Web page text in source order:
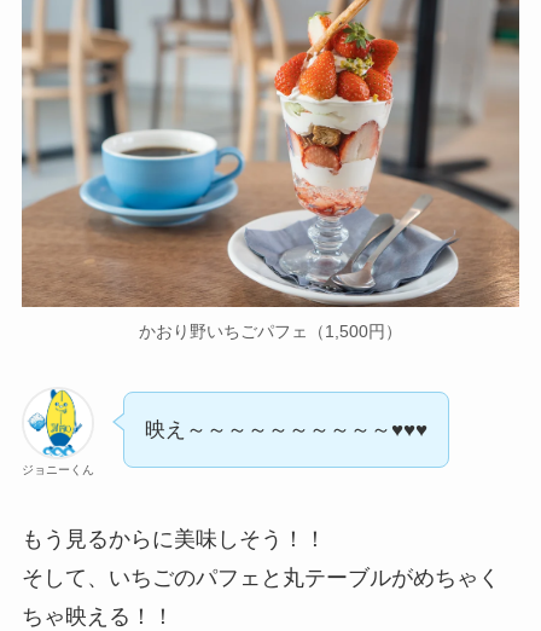
かおり野いちごパフェ（1,500円）
ジョニーくん
映え～～～～～～～～～～♥♥♥
もう見るからに美味しそう！！
そして、いちごのパフェと丸テーブルがめちゃく
ちゃ映える！！